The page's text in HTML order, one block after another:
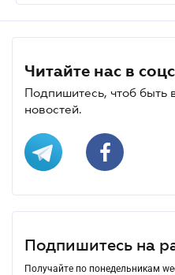
Читайте нас в
Подпишитесь, чтоб быть
новостей.
Подпишитесь на
Получайте по понедельникам